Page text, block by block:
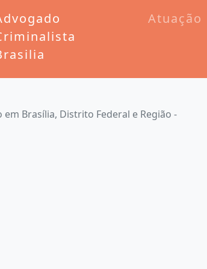
Atuação
Brasília, Distrito Federal e Região -